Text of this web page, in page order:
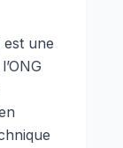
est une